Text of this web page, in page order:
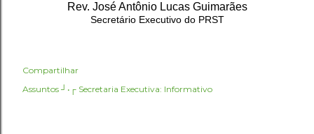
Rev. José Antônio Lucas Guimarães
Secretário Executivo do PRST
Compartilhar
Assuntos ┘•┌ Secretaria Executiva: Informativo